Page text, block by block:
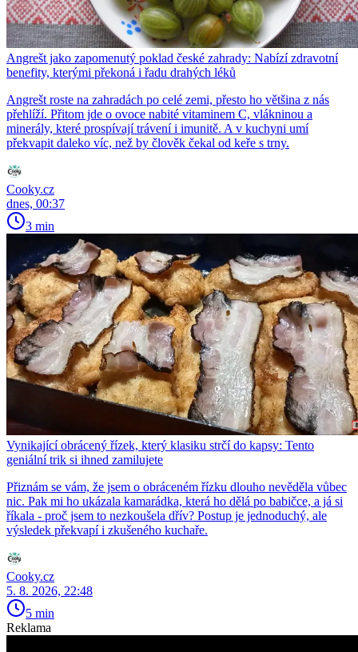
Angrešt jako zapomenutý poklad české zahrady: Nabízí zdravotní
benefity, kterými překoná i řadu drahých léků
Angrešt roste na zahradách po celé zemi, přesto ho většina z nás
přehlíží. Přitom jde o ovoce nabité vitaminem C, vlákninou a
minerály, které prospívají trávení i imunitě. A v kuchyni umí
překvapit daleko víc, než by člověk čekal od keře s trny.
Cooky.cz
dnes, 00:37
3 min
Vynikající obrácený řízek, který klasiku strčí do kapsy: Tento
geniální trik si ihned zamilujete
Přiznám se vám, že jsem o obráceném řízku dlouho nevěděla vůbec
nic. Pak mi ho ukázala kamarádka, která ho dělá po babičce, a já si
říkala - proč jsem to nezkoušela dřív? Postup je jednoduchý, ale
výsledek překvapí i zkušeného kuchaře.
Cooky.cz
5. 8. 2026, 22:48
5 min
Reklama